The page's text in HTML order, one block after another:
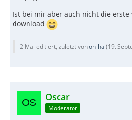
Ist bei mir aber auch nicht die erste
download
2 Mal editiert, zuletzt vonoh-ha (19.
Oscar
Moderator